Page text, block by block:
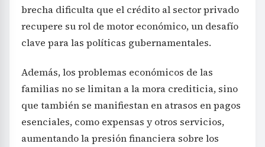
brecha dificulta que el crédito al sector privado
recupere su rol de motor económico, un desafío
clave para las políticas gubernamentales.
Además, los problemas económicos de las
familias no se limitan a la mora crediticia, sino
que también se manifiestan en atrasos en pagos
esenciales, como expensas y otros servicios,
aumentando la presión financiera sobre los